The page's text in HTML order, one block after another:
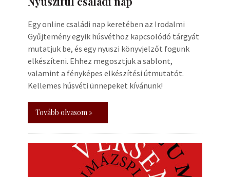
Egy online családi nap keretében az Irodalmi
Gyűjtemény egyik húsvéthoz kapcsolódó tárgyát
mutatjuk be, és egy nyuszi könyvjelzőt fogunk
elkészíteni. Ehhez megosztjuk a sablont,
valamint a fényképes elkészítési útmutatót.
Kellemes húsvéti ünnepeket kívánunk!
Tovább olvasom »